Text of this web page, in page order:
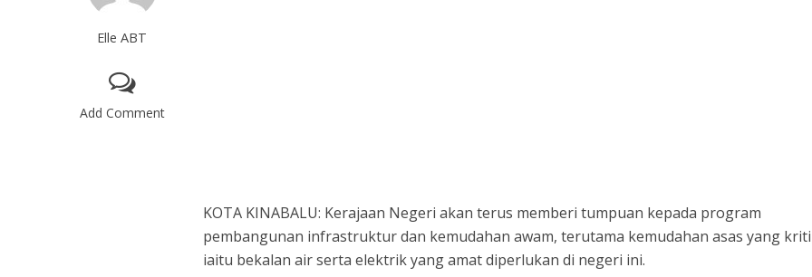
Elle ABT
Add Comment
KOTA KINABALU: Kerajaan Negeri akan terus memberi tumpuan kepada program
pembangunan infrastruktur dan kemudahan awam, terutama kemudahan asas yang
iaitu bekalan air serta elektrik yang amat diperlukan di negeri ini.